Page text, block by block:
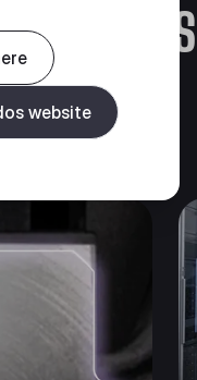
STORIES
website